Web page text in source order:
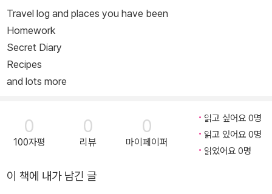
Travel log and places you have been
Homework
Secret Diary
Recipes
and lots more
0
100자평
0
리뷰
0
마이페이퍼
읽고 싶어요 0명
읽고 있어요 0명
읽었어요 0명
이 책에 내가 남긴 글